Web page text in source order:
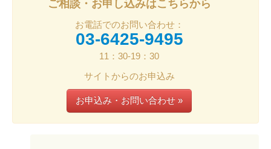
ご相談・お申し込みはこちらから
お電話でのお問い合わせ：
03-6425-9495
11：30-19：30
サイトからのお申込み
お申込み・お問い合わせ »